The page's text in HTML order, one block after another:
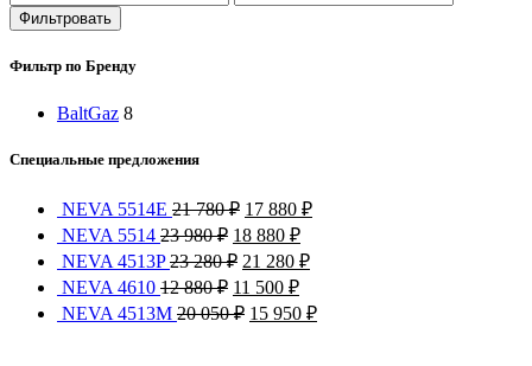
Фильтровать
Фильтр по Бренду
BaltGaz 8
Специальные предложения
NEVA 5514Е 21 780₽ 17 880 ₽
NEVA 5514 23 980₽ 18 880 ₽
NEVA 4513P23 280₽ 21 280 ₽
NEVA 4610 12 880₽ 11 500 ₽
NEVA 4513M 20 050₽ 15 950 ₽